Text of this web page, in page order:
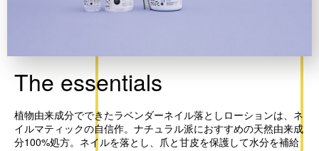
The essentials
植物由来成分でできたラベンダーネイル落としローションは、ネ
イルマティックの自信作。 ナチュラル派におすすめの天然由来成
分100%処方。 ネイルを落とし、爪と甘皮を保護して水分を補給